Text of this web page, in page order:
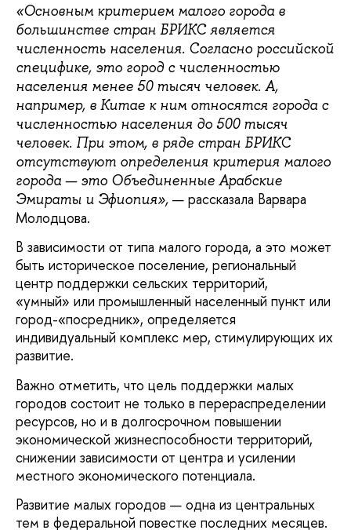
«Основным критерием малого города в
большинстве стран БРИКС является
численность населения. Согласно российской
специфике, это город с численностью
населения менее 50 тысяч человек. А,
например, в Китае к ним относятся города с
численностью населения до 500 тысяч
человек. При этом, в ряде стран БРИКС
отсутствуют определения критерия малого
города — это Объединенные Арабские
Эмираты и Эфиопия», — рассказала Варвара
Молодцова.
В зависимости от типа малого города, а это может
быть историческое поселение, региональный
центр поддержки сельских территорий,
«умный» или промышленный населенный пункт или
город-«посредник», определяется
индивидуальный комплекс мер, стимулирующих их
развитие.
Важно отметить, что цель поддержки малых
городов состоит не только в перераспределении
ресурсов, но и в долгосрочном повышении
экономической жизнеспособности территорий,
снижении зависимости от центра и усилении
местного экономического потенциала.
Развитие малых городов — одна из центральных
тем в федеральной повестке последних месяцев.